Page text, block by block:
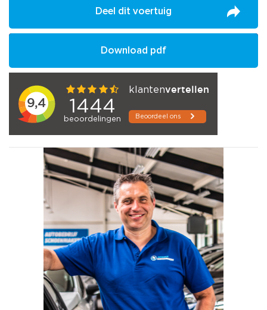
Deel dit voertuig
Download pdf